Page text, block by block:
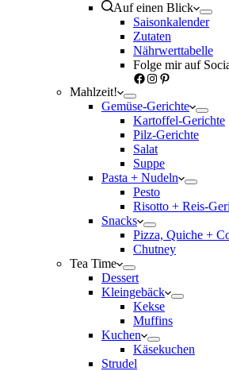
Auf einen Blick
Saisonkalender
Zutaten
Nährwerttabelle
Folge mir auf
Facebook
Instagram
Pinterest
Mahlzeit!
Gemüse-Gerichte
Kartoffel-Gerichte
Pilz-Gerichte
Salat
Suppe
Pasta + Nudeln
Pesto
Risotto + Reis-
Snacks
Pizza, Quiche +
Chutney
Tea Time
Dessert
Kleingebäck
Kekse
Muffins
Kuchen
Käsekuchen
Strudel